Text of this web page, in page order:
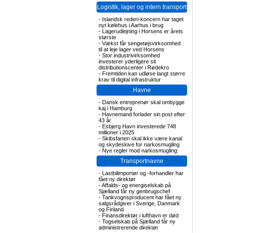
Logistik, lager og intern transport
- Islandsk rederi-koncern har taget
nyt kølehus i Aarhus i brug
- Lagerudlejning i Horsens er årets
største
- Vækst får sengetøjsvirksomhed
til at leje lager ved Horsens
- Stor industrivirksomhed
investerer yderligere sit
distributionscenter i Rødekro
- Fremtiden kan udløse langt større
krav til digital infrastruktur
Havne
- Dansk entreprenør skal ombygge
kaj i Hamburg
- Havnemand forlader sin post efter
43 år
- Esbjerg Havn investerede 748
millioner i 2025
- Skibsfarten skal ikke være kanal
og skydeskive for narkosmugling
- Nye regler mod narkosmugling:
Transportnavne
- Lastbilimportør og -forhandler har
fået ny direktør
-Affalds- og energiselskab på
Sjælland får ny genbrugschef
- Tankvognsproducent har fået ny
salgsrådgiver i Sverige, Danmark
og Finland
- Finansdirektør i lufthavn er død
- Togselskab på Sjælland får ny
administrerende direktør